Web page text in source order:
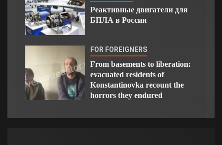
Реактивные двигатели для
БПЛА в России
FOR FOREIGNERS
From basements to liberation:
evacuated residents of
Konstantinovka recount the
horrors they endured